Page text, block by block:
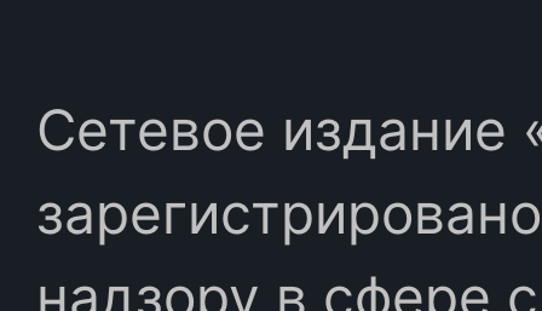
Сетевое издание
надзору в сфере